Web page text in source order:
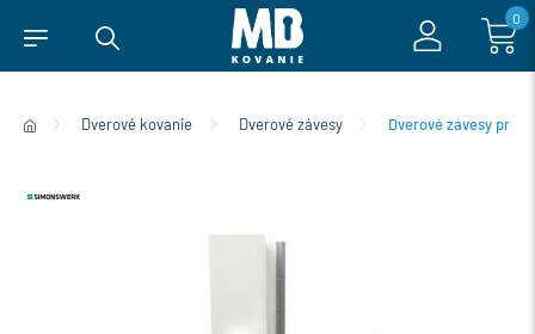
0
Dverové kovanie Dverové závesy Dverové závesy pre